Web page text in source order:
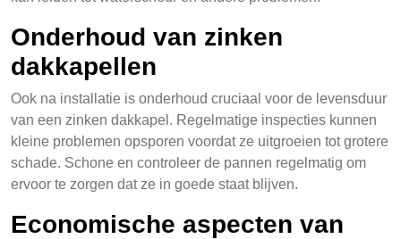
Onderhoud van zinken
dakkapellen
Ook na installatie is onderhoud cruciaal voor de levensduur
van een zinken dakkapel. Regelmatige inspecties kunnen
kleine problemen opsporen voordat ze uitgroeien tot grotere
schade. Schone en controleer de pannen regelmatig om
ervoor te zorgen dat ze in goede staat blijven.
Economische aspecten van